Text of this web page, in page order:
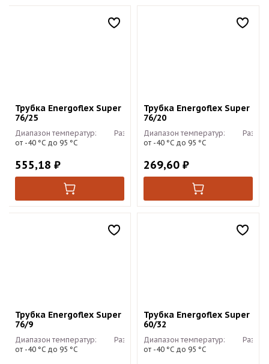
Трубка Energoflex Super
76/25
Диапазон температур:
от -40 °С до 95 °С
Размер: 2м
555,18 ₽
Трубка Energoflex Super
76/20
Диапазон температур:
от -40 °С до 95 °С
269,60 ₽
Трубка Energoflex Super
76/9
Диапазон температур:
от -40 °С до 95 °С
Размер:2м
Трубка Energoflex Super
60/32
Диапазон температур:
от -40 °С до 95 °С